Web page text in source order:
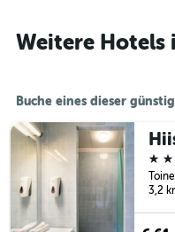
Weitere Hotels
Buche eines dieser
2
3,2